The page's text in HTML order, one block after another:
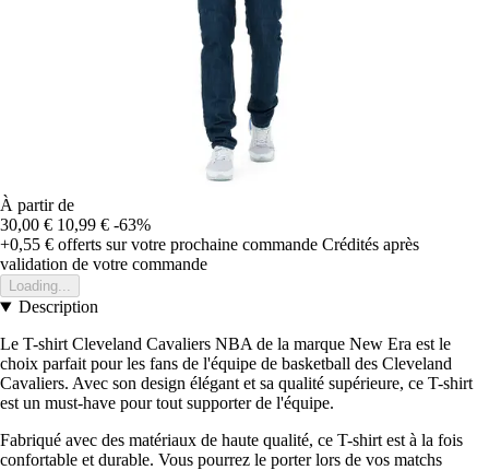
À partir de
30,00 € 10,99 € -63%
+0,55 € offerts sur votre prochaine commande Crédités après
validation de votre commande
Loading...
Description
Le T-shirt Cleveland Cavaliers NBA de la marque New Era est le
choix parfait pour les fans de l'équipe de basketball des Cleveland
Cavaliers. Avec son design élégant et sa qualité supérieure, ce T-shirt
est un must-have pour tout supporter de l'équipe.
Fabriqué avec des matériaux de haute qualité, ce T-shirt est à la fois
confortable et durable. Vous pourrez le porter lors de vos matchs